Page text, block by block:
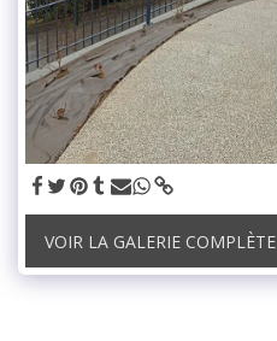
VOIR LA GALERIE COMPLÈTE